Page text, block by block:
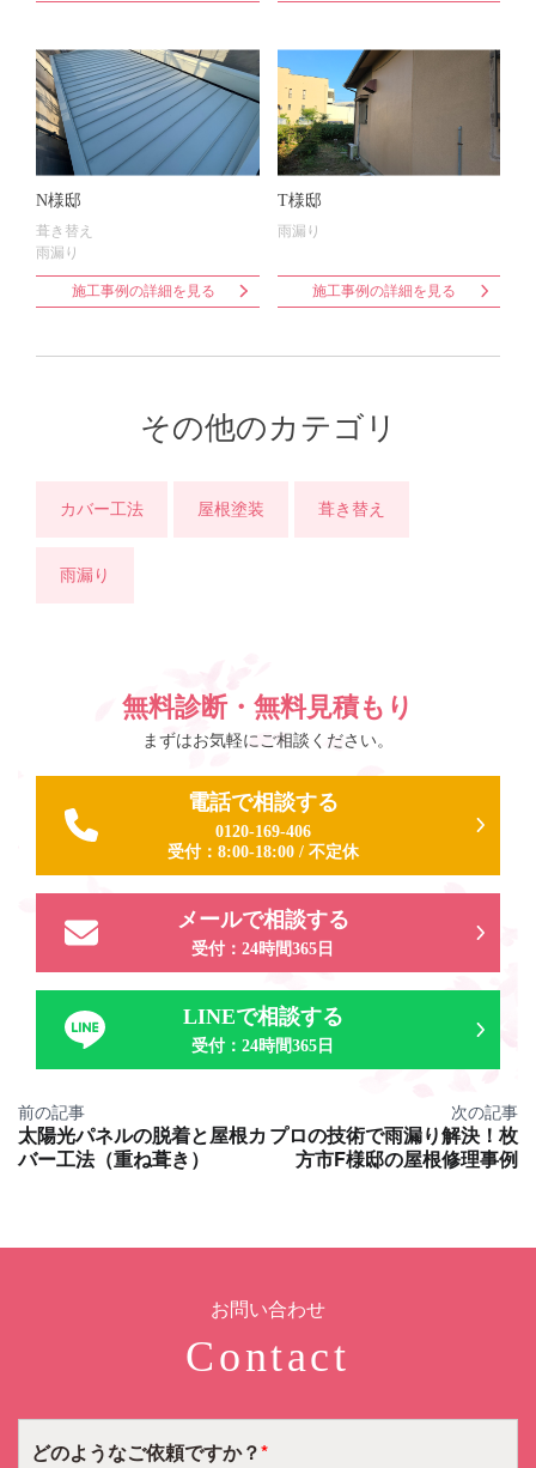
N様邸
葺き替え
雨漏り
施工事例の詳細を見る
T様邸
雨漏り
施工事例の詳細を見る
その他のカテゴリ
カバー工法 屋根塗装 葺き替え
雨漏り
無料診断・無料見積もり
まずはお気軽にご相談ください。
電話で相談する
0120-169-406
受付： 8:00-18:00/ 不定休
メールで相談する
受付：24時間365日
LINEで相談する
受付：24時間365日
投
稿
ナ
ー
前の記事
太陽光パネルの脱着と屋根カ
バー工法（重ね葺き）
次の記事
プロの技術で雨漏り解決！枚
方市F様邸の屋根修理事例
お問い合わせ
Contact
どのようなご依頼ですか？*